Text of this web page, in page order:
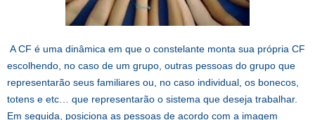
A CF é uma dinâmica em que o constelante monta sua própria CF
escolhendo, no caso de um grupo, outras pessoas do grupo que
representarão seus familiares ou, no caso individual, os bonecos,
totens e etc… que representarão o sistema que deseja trabalhar.
Em seguida, posiciona as pessoas de acordo com a imagem